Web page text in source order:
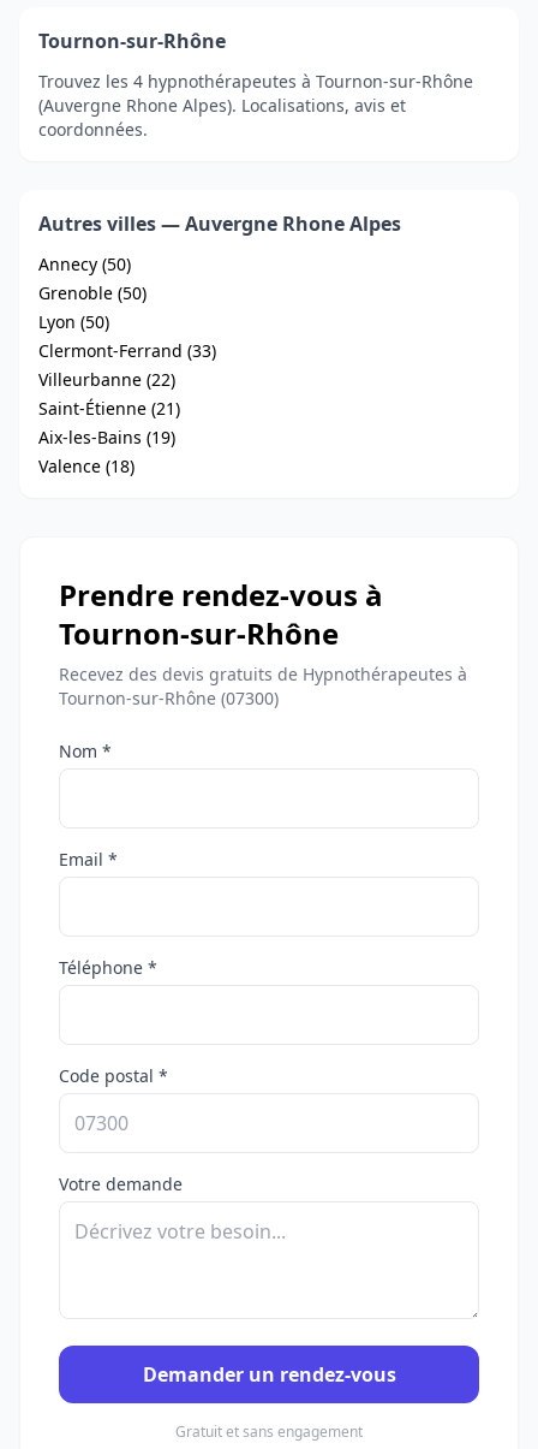
Tournon-sur-Rhône
Trouvez les 4 hypnothérapeutes à Tournon-sur-Rhône
(Auvergne Rhone Alpes). Localisations, avis et
coordonnées.
Autres villes — Auvergne Rhone Alpes
Annecy (50)
Grenoble (50)
Lyon (50)
Clermont-Ferrand (33)
Villeurbanne (22)
Saint-Étienne (21)
Aix-les-Bains (19)
Valence (18)
Prendre rendez-vous à
Tournon-sur-Rhône
Recevez des devis gratuits de Hypnothérapeutes à
Tournon-sur-Rhône (07300)
Nom *
Email *
Téléphone *
Code postal *
Votre demande
Demander un rendez-vous
Gratuit et sans engagement